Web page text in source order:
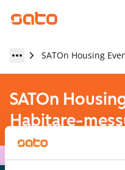
SATOn Housing
SATOn
Habitare-